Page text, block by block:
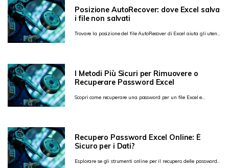
Posizione AutoRecover: dove Excel salva
i file non salvati
Trovare la posizione del file AutoRecover di Excel aiuta gli utenti
I Metodi Più Sicuri per Rimuovere o
Recuperare Password Excel
Scopri come recuperare una password per un file Excel e
Recupero Password Excel Online: È
Sicuro per i Dati?
Esplorare se gli strumenti online per il recupero delle password